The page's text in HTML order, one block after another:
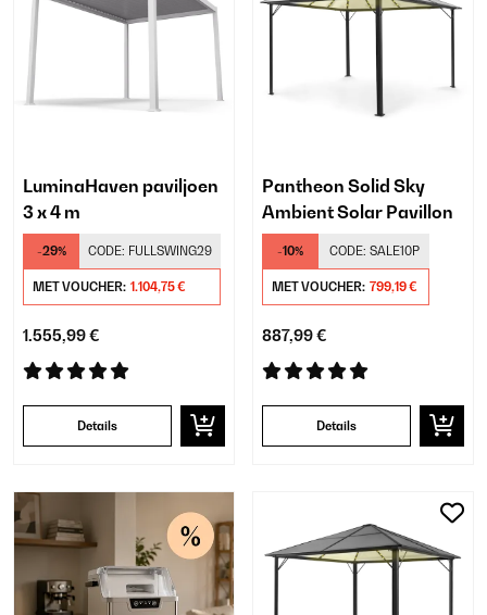
LuminaHaven paviljoen
3 x 4 m
-29% CODE: FULLSWING29
MET VOUCHER: 1.104,75 €
1.555,99 €
Details
Pantheon Solid Sky
Ambient Solar Pavillon
-10% CODE: SALE10P
MET VOUCHER: 799,19 €
887,99 €
Details